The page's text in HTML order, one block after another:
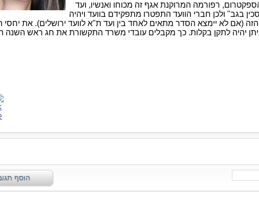
רפורמה המרוקנת אגף זה מכוחו ואנשיו, ועד
בגב" ולכן חברי הוועד התפטרו מתפקידם בוועד ויהיה
הזה (אם לא יימצא הסדר מתאים לאחד בין ועד ת"א לוועד ירושלים). את יחסי
יהיה לתקן בקלות. כך מקבלים עובדי משרד התקשורת את חג ראש השנה